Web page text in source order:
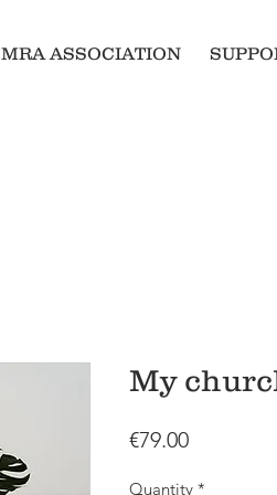
MRA ASSOCIATION
My
€79.00Price
Quantity *